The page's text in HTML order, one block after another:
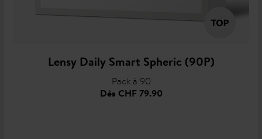
Lensy Daily Smart Spheric (90P)
Pack à 90
Dès CHF 79.90